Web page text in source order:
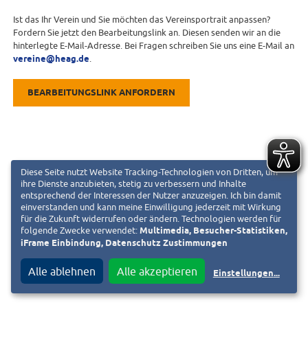
Ist das Ihr Verein und Sie möchten das Vereinsportrait anpassen?
Fordern Sie jetzt den Bearbeitungslink an. Diesen senden wir an die
hinterlegte E-Mail-Adresse. Bei Fragen schreiben Sie uns eine E-Mail an
vereine@heag.de
BEARBEITUNGSLINK ANFORDERN
Diese Seite nutzt Website Tracking-Technologien von Dritten, um
ihre Dienste anzubieten, stetig zu verbessern und Inhalte
entsprechend der Interessen der Nutzer anzuzeigen. Ich bin damit
einverstanden und kann meine Einwilligung jederzeit mit Wirkung
für die Zukunft widerrufen oder ändern. Technologien werden für
folgende Zwecke verwendet: Multimedia, Besucher-Statistiken,
iFrame Einbindung, Datenschutz Zustimmungen
Alle ablehnen Alle akzeptieren Einstellungen...